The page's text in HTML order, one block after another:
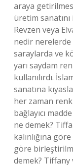
araya
üretim
Revzen veya
nedir nerelerde
saraylarda ve
yarı saydam
kullanılırdı.
sanatına
her zaman
bağlayıcı
ne demek?
kalınlığına
göre
demek?